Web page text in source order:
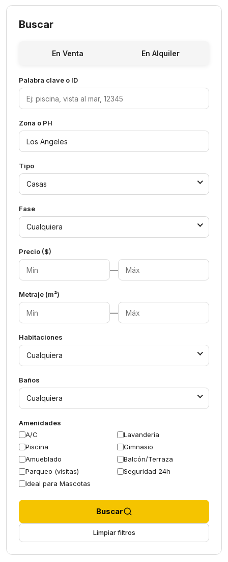
Buscar
En Venta En Alquiler
Palabra clave o ID
Zona o PH
Tipo
Casas
Fase
Cualquiera
Precio ($)
—
Metraje (m²)
—
Habitaciones
Cualquiera
Baños
Cualquiera
Amenidades
A/C
Lavandería
Piscina
Gimnasio
Amueblado
Balcón/Terraza
Parqueo (visitas)
Seguridad 24h
Ideal para Mascotas
Buscar
Limpiar filtros